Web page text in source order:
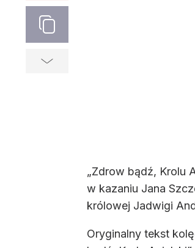
„Zdrow bądź, Krolu
w kazaniu Jana
królowej Jadwigi
Oryginalny tekst